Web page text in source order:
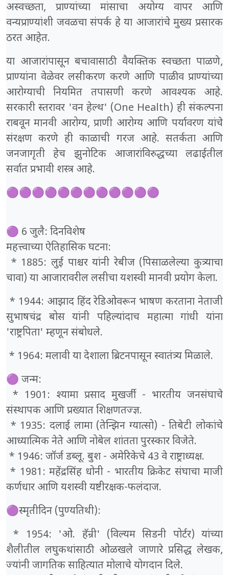
अस्वच्छता, प्राण्यांच्या मांसाचा अयोग्य वापर आणि
वन्यप्राण्यांशी जवळचा संपर्क हे या आजारांचे मुख्य प्रसारक
ठरत आहेत.
या आजारांपासून बचावासाठी वैयक्तिक स्वच्छता पाळणे,
प्राण्यांना वेळेवर लसीकरण करणे आणि पाळीव प्राण्यांच्या
आरोग्याची नियमित तपासणी करणे आवश्यक आहे.
सरकारी स्तरावर 'वन हेल्थ' (One Health) ही संकल्पना
राबवून मानवी आरोग्य, प्राणी आरोग्य आणि पर्यावरण यांचे
संरक्षण करणे ही काळाची गरज आहे. सतर्कता आणि
जनजागृती हेच झुनोटिक आजारांविरुद्धच्या लढाईतील
सर्वात प्रभावी शस्त्र आहे.
🟣🟣🟣🟣🟣🟣🟣🟣🟣🟣🟣🟣
🟣 6 जुलै: दिनविशेष
महत्त्वाच्या ऐतिहासिक घटना:
* 1885: लुई पाश्चर यांनी रेबीज (पिसाळलेल्या कुत्र्याचा
चावा) या आजारावरील लसीचा यशस्वी मानवी प्रयोग केला.
* 1944: आझाद हिंद रेडिओवरून भाषण करताना नेताजी
सुभाषचंद्र बोस यांनी पहिल्यांदाच महात्मा गांधी यांना
'राष्ट्रपिता' म्हणून संबोधले.
* 1964: मलावी या देशाला ब्रिटनपासून स्वातंत्र्य मिळाले.
🟣 जन्म:
* 1901: श्यामा प्रसाद मुखर्जी - भारतीय जनसंघाचे
संस्थापक आणि प्रख्यात शिक्षणतज्ज्ञ.
* 1935: दलाई लामा (तेन्झिन ग्यात्सो) - तिबेटी लोकांचे
आध्यात्मिक नेते आणि नोबेल शांतता पुरस्कार विजेते.
* 1946: जॉर्ज डब्लू. बुश - अमेरिकेचे 43 वे राष्ट्राध्यक्ष.
* 1981: महेंद्रसिंह धोनी - भारतीय क्रिकेट संघाचा माजी
कर्णधार आणि यशस्वी यष्टीरक्षक-फलंदाज.
🟣स्मृतीदिन (पुण्यतिथी):
* 1954: 'ओ. हॅन्री' (विल्यम सिडनी पोर्टर) यांच्या
शैलीतील लघुकथांसाठी ओळखले जाणारे प्रसिद्ध लेखक,
ज्यांनी जागतिक साहित्यात मोलाचे योगदान दिले.